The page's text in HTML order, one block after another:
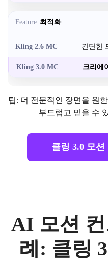
최적화
간단한
크리에
팁: 더 전문적인 장면을 원
부드럽고 믿을 수
클링 3.0 모
AI 모션
례: 클링